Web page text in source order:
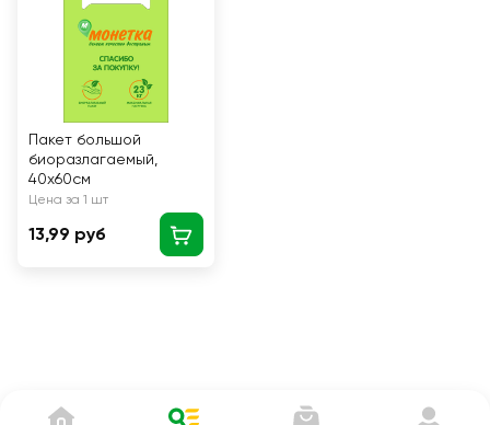
Пакет большой
биоразлагаемый,
40х60см
Цена за 1 шт
13,99 руб